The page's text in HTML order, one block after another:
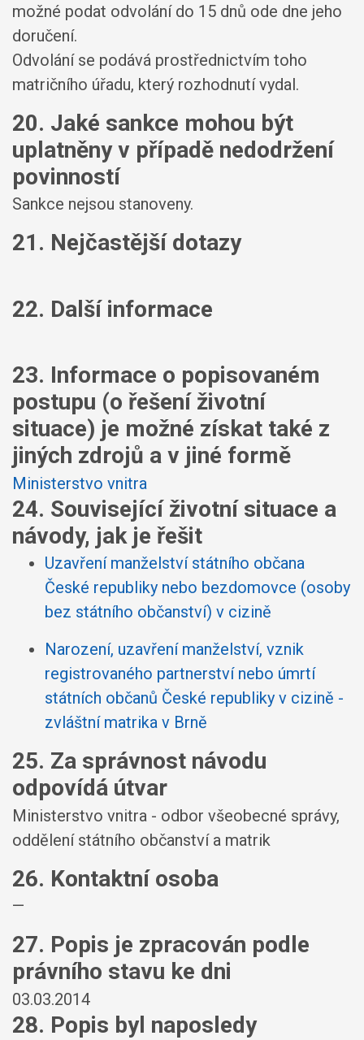
možné podat odvolání do 15 dnů ode dne jeho
doručení.
Odvolání se podává prostřednictvím toho
matričního úřadu, který rozhodnutí vydal.
20. Jaké sankce mohou být
uplatněny v případě nedodržení
povinností
Sankce nejsou stanoveny.
21. Nejčastější dotazy
22. Další informace
23. Informace o popisovaném
postupu (o řešení životní
situace) je možné získat také z
jiných zdrojů a v jiné formě
Ministerstvo vnitra
24. Související životní situace a
návody, jak je řešit
Uzavření manželství státního občana
České republiky nebo bezdomovce (osoby
bez státního občanství) v cizině
Narození, uzavření manželství, vznik
registrovaného partnerství nebo úmrtí
státních občanů České republiky v cizině -
zvláštní matrika v Brně
25. Za správnost návodu
odpovídá útvar
Ministerstvo vnitra - odbor všeobecné správy,
oddělení státního občanství a matrik
26. Kontaktní osoba
—
27. Popis je zpracován podle
právního stavu ke dni
03.03.2014
28. Popis byl naposledy